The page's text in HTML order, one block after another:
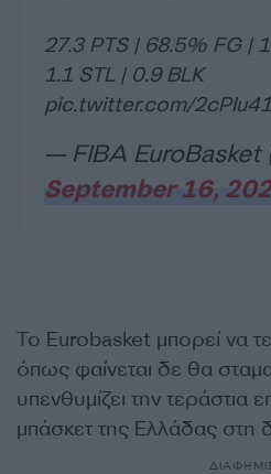
27.3 PTS | 68.5% FG |
1.1 STL | 0.9 BLK
pic.twitter.com/
— FIBA EuroBasket
September 16,
Το Eurobasket μπορεί να
όπως φαίνεται δε θα
υπενθυμίζει την τεράστια
μπάσκετ της Ελλάδας στη